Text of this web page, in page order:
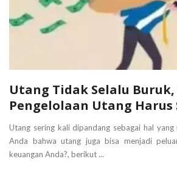
Utang Tidak Selalu Buruk,
Pengelolaan Utang Harus
Utang sering kali dipandang sebagai hal yang
Anda bahwa utang juga bisa menjadi
keuangan Anda?, berikut ...